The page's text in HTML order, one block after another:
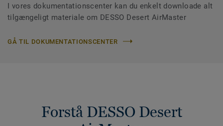
I vores dokumentationscenter kan du enkelt downloade alt
tilgængeligt materiale om DESSO Desert AirMaster
GÅ TIL DOKUMENTATIONSCENTER
Forstå DESSO Desert